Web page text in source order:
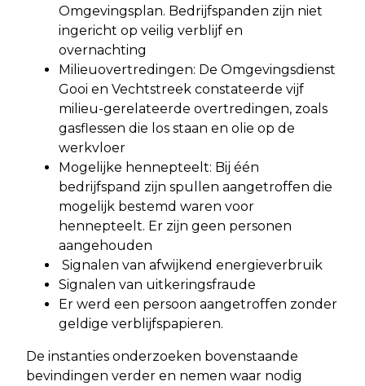
Omgevingsplan. Bedrijfspanden zijn niet
ingericht op veilig verblijf en
overnachting
Milieuovertredingen: De Omgevingsdienst
Gooi en Vechtstreek constateerde vijf
milieu-gerelateerde overtredingen, zoals
gasflessen die los staan en olie op de
werkvloer
Mogelijke hennepteelt: Bij één
bedrijfspand zijn spullen aangetroffen die
mogelijk bestemd waren voor
hennepteelt. Er zijn geen personen
aangehouden
Signalen van afwijkend energieverbruik
Signalen van uitkeringsfraude
Er werd een persoon aangetroffen zonder
geldige verblijfspapieren.
De instanties onderzoeken bovenstaande
bevindingen verder en nemen waar nodig